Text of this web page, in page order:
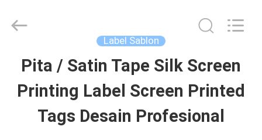
RUMAH
PRODUK
Garment
Accessories
Reserved.
Label Sablon
Pita / Satin Tape Silk Screen
Printing Label Screen Printed
Tags Desain Profesional